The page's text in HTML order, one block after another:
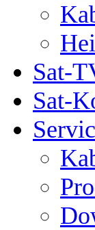
Sat-
Sat-